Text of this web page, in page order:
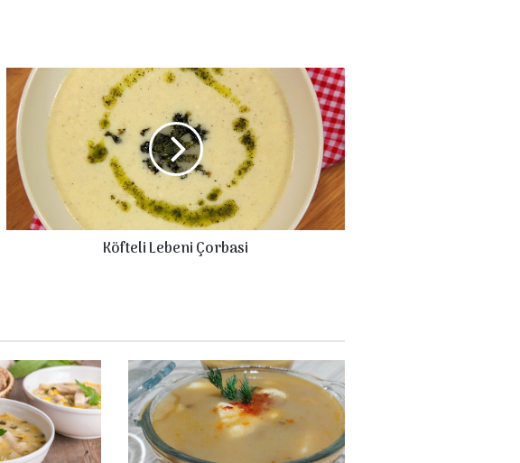
Köfteli
Lebeni
Çorbasi
Köfteli Lebeni Çorbasi